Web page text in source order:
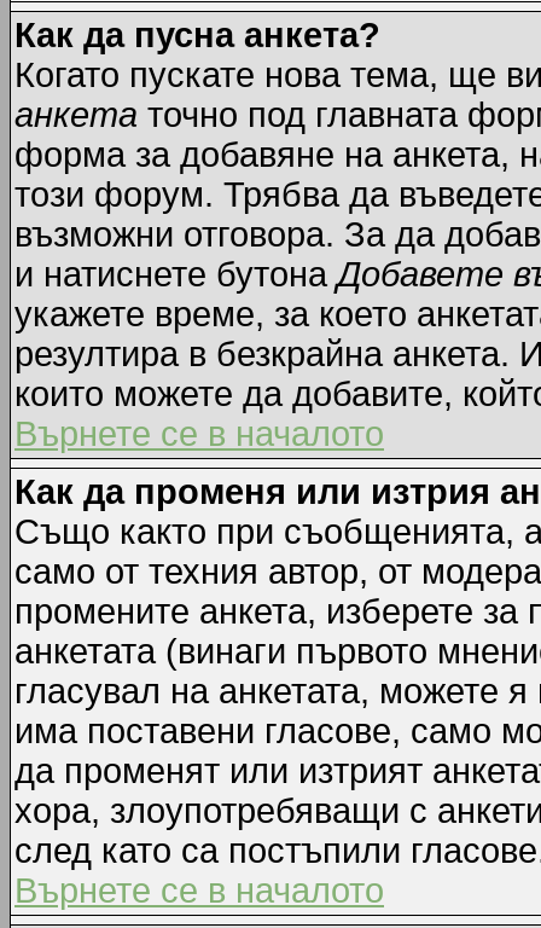
Как да пусна анкета?
Когато пускате нова тема, ще
анкета точно под главната
форма за добавяне на анкета,
този форум. Трябва да
възможни отговора. За да
и натиснете бутонаДобавете
укажете време, за което
резултира в безкрайна
които можете да добавите,
Върнете се в началото
Как да променя или изтрия
Също както при съобщенията,
само от техния автор, от
промените анкета, изберете
анкетата (винаги първото
гласувал на анкетата, можете
има поставени гласове, само
да променят или изтрият
хора, злоупотребяващи с
след като са постъпили
Върнете се в началото